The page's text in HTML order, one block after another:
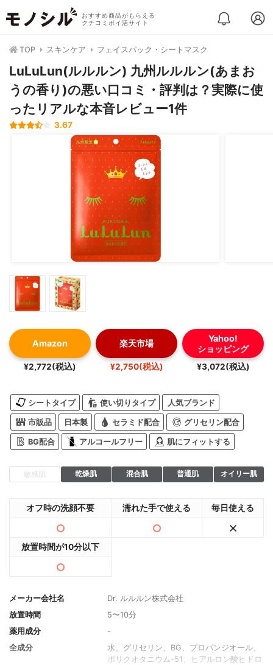
おすすめ商品がもらえる
クチコミポイ活サイト
TOP スキンケア フェイスパック・シートマスク
LuLuLun(ルルルン) 九州ルルルン(あまお
うの香り)の悪い口コミ・評判は？実際に使
ったリアルな本音レビュー1件
3.67
Amazon
¥2,772(税込)
楽天市場
¥2,750(税込)
Yahoo!
ショッピング
¥3,072(税込)
シートタイプ 使い切りタイプ 人気ブランド
市販品 日本製 セラミド配合 グリセリン配合
BG配合 アルコールフリー 肌にフィットする
敏感肌 乾燥肌 混合肌 普通肌 オイリー肌
オフ時の洗顔不要 濡れた手で使える 毎日使える
放置時間が10分以下
メーカー会社名
Dr. ルルルン株式会社
放置時間
5〜10分
薬用成分
-
全成分
水、グリセリン、BG、プロパンジオール、
ポリクオタニウム-51、ヒアルロン酸ヒドロ